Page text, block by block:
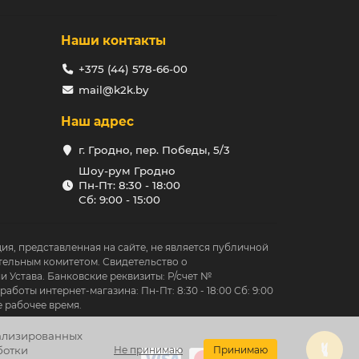
Не принимаю Принимаю
Наши контакты
+375 (44) 578-66-00
mail@k2k.by
Наш адрес
г. Гродно, пер. Победы, 5/3
Шоу-рум Гродно
Пн-Пт: 8:30 - 18:00
Сб: 9:00 - 15:00
представленная на сайте, не является публичной
комитетом. Свидетельство о
Банковские реквизиты: Р/счет №
интернет-магазина: Пн-Пт: 8:30 - 18:00 Сб: 9:00
рабочее время.